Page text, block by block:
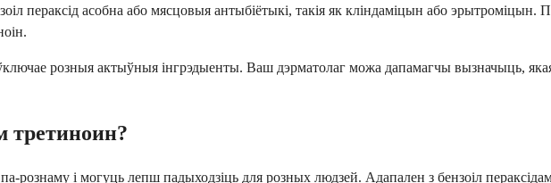
пераксід асобна або мясцовыя антыбіётыкі, такія як кліндаміцын або
розныя актыўныя інгрэдыенты. Ваш дэрматолаг можа дапамагчы вызначыць,
третиноин?
рознаму і могуць лепш падыходзіць для розных людзей. Адапален з бензоіл